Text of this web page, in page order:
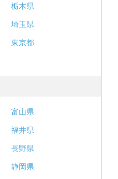
栃木県
埼玉県
東京都
富山県
福井県
長野県
静岡県